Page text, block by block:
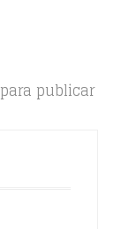
para publicar